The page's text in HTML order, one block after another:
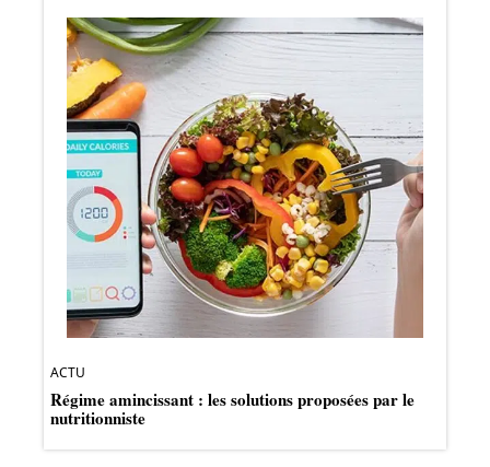
ACTU
Régime amincissant : les solutions proposées par le
nutritionniste